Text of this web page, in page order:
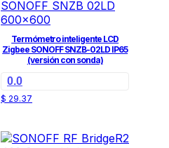
Termómetro inteligente LCD
Zigbee SONOFF SNZB-02LD IP65
(versión con sonda)
0.0
$ 29.37